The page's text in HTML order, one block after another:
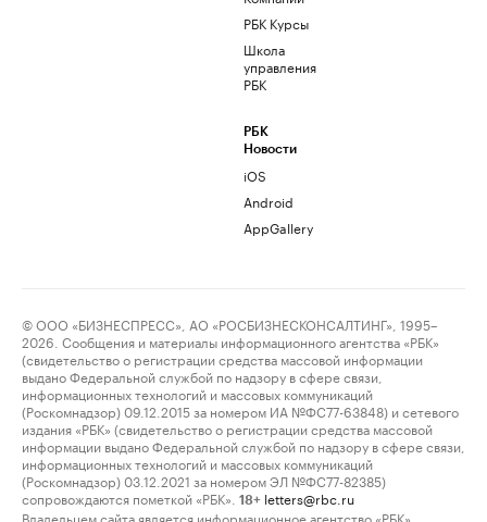
РБК Курсы
Школа
управления
РБК
РБК
Новости
iOS
Android
AppGallery
© ООО «БИЗНЕСПРЕСС», АО «РОСБИЗНЕСКОНСАЛТИНГ», 1995–
2026. Сообщения и материалы информационного агентства «РБК»
(свидетельство о регистрации средства массовой информации
выдано Федеральной службой по надзору в сфере связи,
информационных технологий и массовых коммуникаций
(Роскомнадзор) 09.12.2015 за номером ИА №ФС77-63848) и сетевого
издания «РБК» (свидетельство о регистрации средства массовой
информации выдано Федеральной службой по надзору в сфере связи,
информационных технологий и массовых коммуникаций
(Роскомнадзор) 03.12.2021 за номером ЭЛ №ФС77-82385)
сопровождаются пометкой «РБК».
18+ letters@rbc.ru
Владельцем сайта является информационное агентство «РБК».